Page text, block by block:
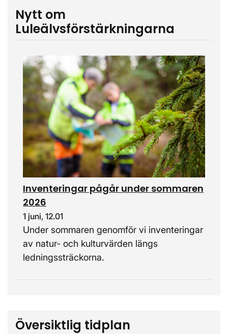
Nytt om
Luleälvsförstärkningarna
Inventeringar pågår under sommaren
2026
1 juni, 12.01
Under sommaren genomför vi inventeringar
av natur- och kulturvärden längs
ledningssträckorna.
Översiktlig tidplan